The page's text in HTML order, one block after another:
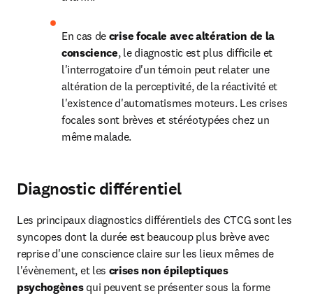
En cas de crise focale avec altération de la
conscience, le diagnostic est plus difficile et
l'interrogatoire d'un témoin peut relater une
altération de la perceptivité, de la réactivité et
l'existence d'automatismes moteurs. Les crises
focales sont brèves et stéréotypées chez un
même malade.
Diagnostic différentiel
Les principaux diagnostics différentiels des CTCG sont les
syncopes dont la durée est beaucoup plus brève avec
reprise d'une conscience claire sur les lieux mêmes de
l'évènement, et les crises non épileptiques
psychogènes qui peuvent se présenter sous la forme